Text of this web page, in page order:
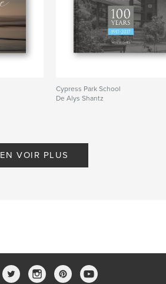
Cypress Park School
De Alys Shantz
EN VOIR PLUS